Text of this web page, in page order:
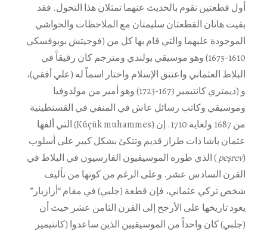
أول قطعتين نقوم بالحديث عنهما تمثلان هذا التحول. فقد
بقيت هاتان القطعتان سليمتان مع الملاحظات والحواشي
الموجودة عليهما والتي قام بها كل من (فوجيتش بوبوفسكي
1610-1675) وهو موسيقي بولندي ومترجم كان رقيقاً في
البلاط العثماني واعتنق الإسلام واختار اسماً له (علي أفقي)،
و (ديمتري كانتيمير 1673-1723) وهو أمير من مولدوفيا
وموسيقي وكاتب رسائل عاش في المنفي في القسنطينية
من 1687 ولغاية 1710. إن (Küçük muhammes) التي ألفها
عثمان باشا ذات طراز قديم وتتكئ بشكل كبير على أسلوب
(
peşrev) الذي طوره الموسيقيون الفارسيون في البلاط في
القرن السادس عشر. وعلى الرغم من كونها من تأليف
شخص تركي عثماني، فإن قطعة (جلبي) في مقام “أرازبار”
يعود تاريخها على الأرجح إلى القرن الثامن عشر حيث أن
(جلبي) كان واحداً من الموسيقيين الذين ساعدوا (كانتيمير